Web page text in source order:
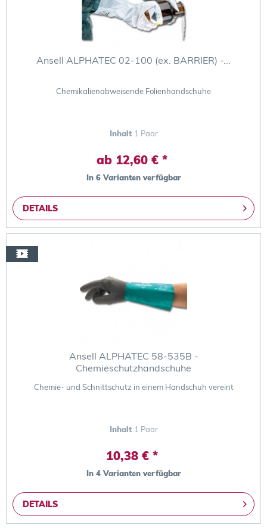
Ansell ALPHATEC 02-100 (ex. BARRIER) -...
Chemikalienabweisende Folienhandschuhe
Inhalt 1 Paar
ab 12,60 € *
In 6 Varianten verfügbar
DETAILS
Ansell ALPHATEC 58-535B -
Chemieschutzhandschuhe
Chemie- und Schnittschutz in einem Handschuh vereint
Inhalt 1 Paar
10,38 € *
In 4 Varianten verfügbar
DETAILS